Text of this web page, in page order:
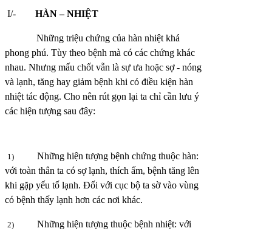
I/- HÀN – NHIỆT
Những triệu chứng của hàn nhiệt khá
phong phú. Tùy theo bệnh mà có các chứng khác
nhau. Nhưng mấu chốt vẫn là sự ưa hoặc sợ - nóng
và lạnh, tăng hay giảm bệnh khi có điều kiện hàn
nhiệt tác động. Cho nên rút gọn lại ta chỉ cần lưu ý
các hiện tượng sau đây:
1)
Những hiện tượng bệnh chứng thuộc hàn:
với toàn thân ta có sợ lạnh, thích ấm, bệnh tăng lên
khi gặp yếu tố lạnh. Đối với cục bộ ta sờ vào vùng
có bệnh thấy lạnh hơn các nơi khác.
2)
Những hiện tượng thuộc bệnh nhiệt: với